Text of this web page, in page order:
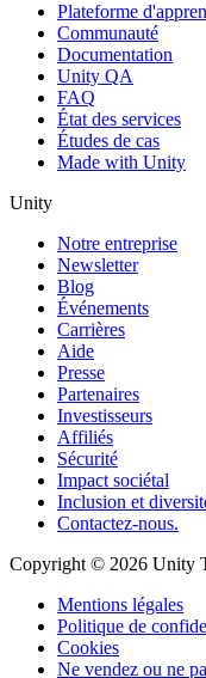
Plateforme
Communauté
Documentation
Unity QA
FAQ
État des services
Études de cas
Made with Unity
Unity
Notre entreprise
Newsletter
Blog
Événements
Carrières
Aide
Presse
Partenaires
Investisseurs
Affiliés
Sécurité
Impact sociétal
Inclusion et
Contactez-nous.
Copyright © 2026 Unity
Mentions légales
Politique de
Cookies
Ne vendez ou ne